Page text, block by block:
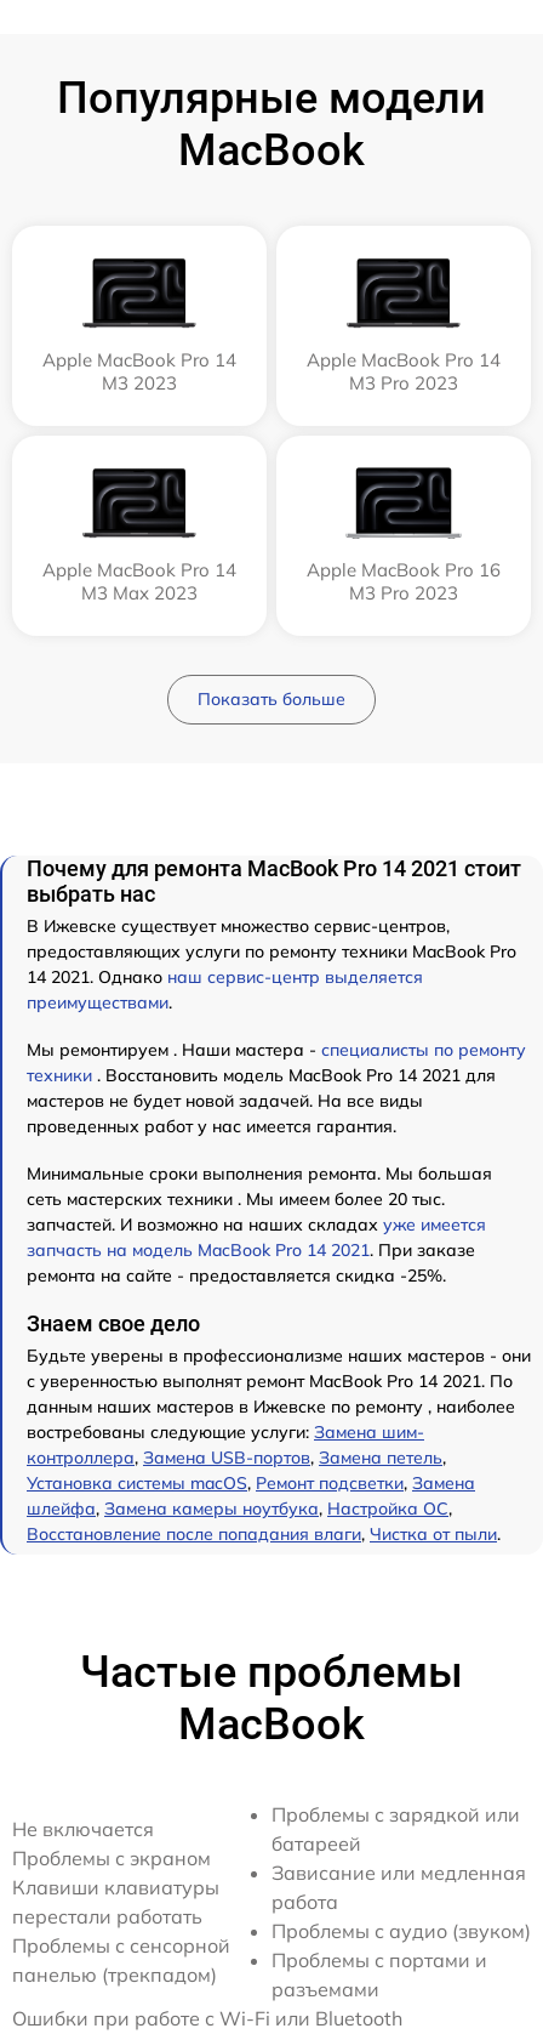
Популярные модели
MacBook
Apple MacBook Pro 14
M3 2023
Apple MacBook Pro 14
M3 Pro 2023
Apple MacBook Pro 14
M3 Max 2023
Apple MacBook Pro 16
M3 Pro 2023
Показать больше
Почему для ремонта MacBook Pro 14 2021 стоит
выбрать нас
В Ижевске существует множество сервис-центров,
предоставляющих услуги по ремонту техники MacBook Pro
14 2021. Однако наш сервис-центр выделяется
преимуществами.
Мы ремонтируем . Наши мастера - специалисты по ремонту
техники . Восстановить модель MacBook Pro 14 2021 для
мастеров не будет новой задачей. На все виды
проведенных работ у нас имеется гарантия.
Минимальные сроки выполнения ремонта. Мы большая
сеть мастерских техники . Мы имеем более 20 тыс.
запчастей. И возможно на наших складах уже имеется
запчасть на модель MacBook Pro 14 2021. При заказе
ремонта на сайте - предоставляется скидка -25%.
Знаем свое дело
Будьте уверены в профессионализме наших мастеров - они
с уверенностью выполнят ремонт MacBook Pro 14 2021. По
данным наших мастеров в Ижевске по ремонту , наиболее
востребованы следующие услуги: Замена шим-
контроллера, Замена USB-портов, Замена петель,
Установка системы macOS, Ремонт подсветки, Замена
шлейфа, Замена камеры ноутбука, Настройка ОС,
Восстановление после попадания влаги, Чистка от пыли.
Частые проблемы
MacBook
Не включается
Проблемы с экраном
Клавиши клавиатуры
перестали работать
Проблемы с сенсорной
панелью (трекпадом)
Проблемы с зарядкой или
батареей
Зависание или медленная
работа
Проблемы с аудио (звуком)
Проблемы с портами и
разъемами
Ошибки при работе с Wi-Fi или Bluetooth